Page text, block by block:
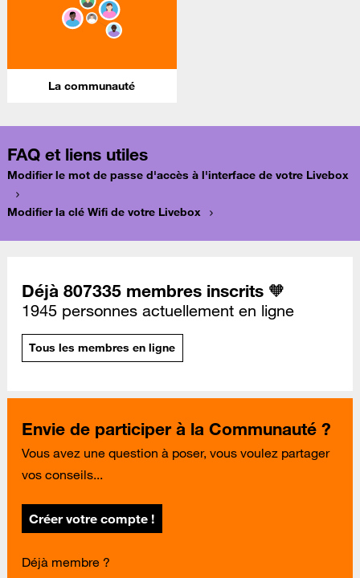
La communauté
FAQ et liens utiles
Modifier le mot de passe d'accès à l'interface de votre Livebox
Modifier la clé Wifi de votre Livebox
Déjà 807335 membres inscrits 🧡
1945 personnes actuellement en ligne
Tous les membres en ligne
Envie de participer à la Communauté ?
Vous avez une question à poser, vous voulez partager
vos conseils...
Créer votre compte !
Déjà membre ?